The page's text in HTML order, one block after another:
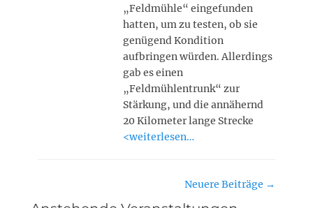
„Feldmühle“ eingefunden
hatten, um zu testen, ob sie
genügend Kondition
aufbringen würden. Allerdings
gab es einen
„Feldmühlentrunk“ zur
Stärkung, und die annähernd
20 Kilometer lange Strecke
<weiterlesen…
Neuere Beiträge →